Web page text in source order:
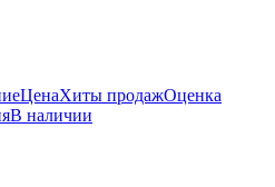
ЦенаХиты продажОценка
В наличии